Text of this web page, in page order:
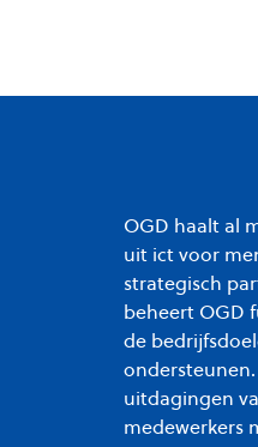
OGD haalt al
uit ict voor
strategisch
beheert OGD
de
uitdagingen
medewerkers